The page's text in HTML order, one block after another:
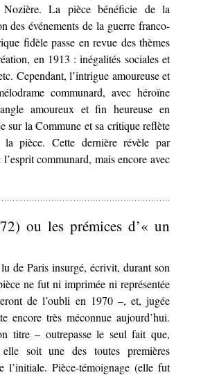
Nozière. La pièce bénéficie de la
des événements de la guerre franco-
fidèle passe en revue des thèmes
en 1913 : inégalités sociales et
Cependant, l’intrigue amoureuse et
communard, avec héroïne
amoureux et fin heureuse en
sur la Commune et sa critique reflète
la pièce. Cette dernière révèle par
communard, mais encore avec
dans
ou les prémices d’« un
de Paris insurgé, écrivit, durant son
ne fut ni imprimée ni représentée
de l’oubli en 1970 –, et, jugée
encore très méconnue aujourd’hui.
titre – outrepasse le seul fait que,
soit une des toutes premières
l’initiale. Pièce-témoignage (elle fut